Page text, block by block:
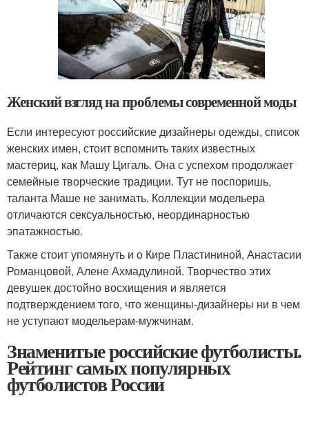
Женский взгляд на проблемы современной моды
Если интересуют российские дизайнеры одежды, список
женских имен, стоит вспомнить таких известных
мастериц, как Машу Цигаль. Она с успехом продолжает
семейные творческие традиции. Тут не поспоришь,
таланта Маше не занимать. Коллекции модельера
отличаются сексуальностью, неординарностью
эпатажностью.
Также стоит упомянуть и о Кире Пластининой, Анастасии
Романцовой, Алене Ахмадулиной. Творчество этих
девушек достойно восхищения и является
подтверждением того, что женщины-дизайнеры ни в чем
не уступают модельерам-мужчинам.
Знаменитые российские футболисты.
Рейтинг самых популярных
футболистов России